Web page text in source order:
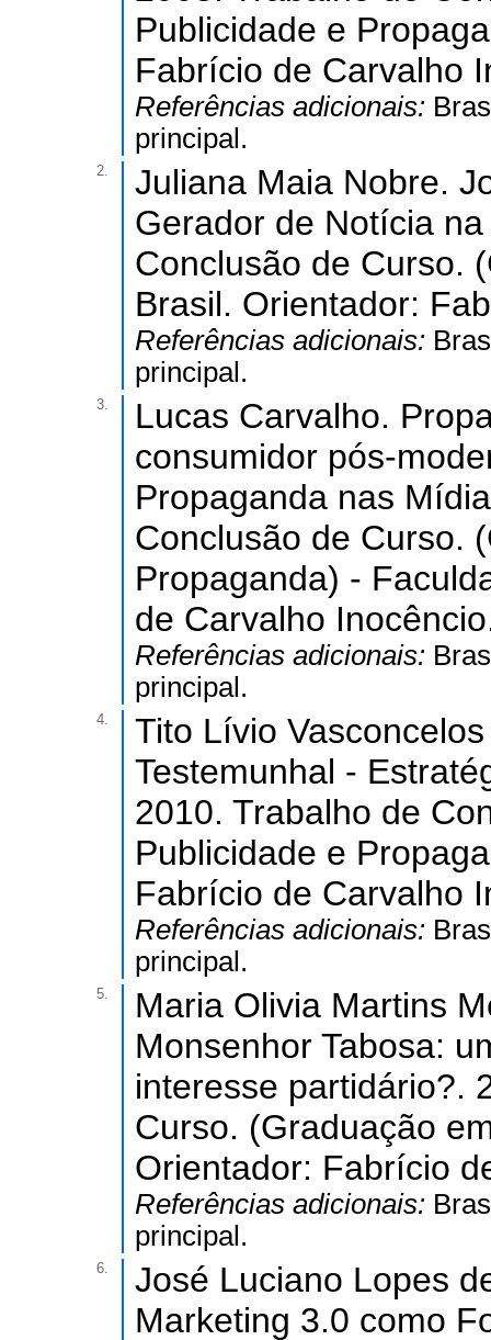
Publicidade e
Fabrício de Carvalho
Referências adicionais:
principal.
2.
Juliana Maia Nobre.
Gerador de Notícia
Conclusão de Curso.
Brasil. Orientador:
Referências adicionais:
principal.
3.
Lucas Carvalho.
consumidor pós-
Propaganda nas
Conclusão de Curso.
Propaganda) -
de Carvalho
Referências adicionais:
principal.
4.
Tito Lívio
Testemunhal -
2010. Trabalho de
Publicidade e
Fabrício de Carvalho
Referências adicionais:
principal.
5.
Maria Olivia Martins
Monsenhor Tabosa:
interesse partidário?.
Curso. (Graduação
Orientador: Fabrício
Referências adicionais:
principal.
6.
José Luciano Lopes
Marketing 3.0 como